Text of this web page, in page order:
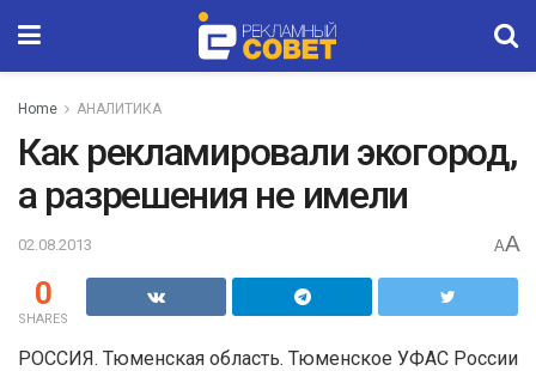
Home АНАЛИТИКА
Как рекламировали экогород,
а разрешения не имели
02.08.2013 AA
0
SHARES
РОССИЯ. Тюменская область. Тюменское УФАС России